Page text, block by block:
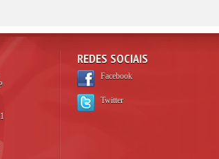
REDES SOCIAIS
Facebook
Twitter